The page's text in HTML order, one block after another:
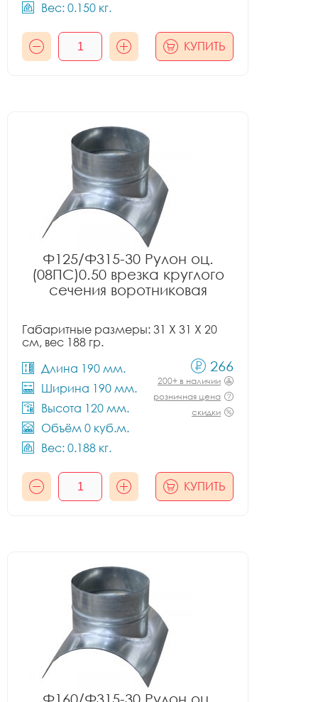
Вес: 0.150 кг.
КУПИТЬ
Ф125/Ф315-30 Рулон оц.
(08ПС)0.50 врезка круглого
сечения воротниковая
Габаритные размеры: 31 X 31 X 20
см, вес 188 гр.
Длина 190 мм.
Ширина 190 мм.
Высота 120 мм.
Объём 0 куб.м.
Вес: 0.188 кг.
266
200+ в наличии
розничная цена
скидки
КУПИТЬ
Ф160/Ф315-30 Рулон оц.